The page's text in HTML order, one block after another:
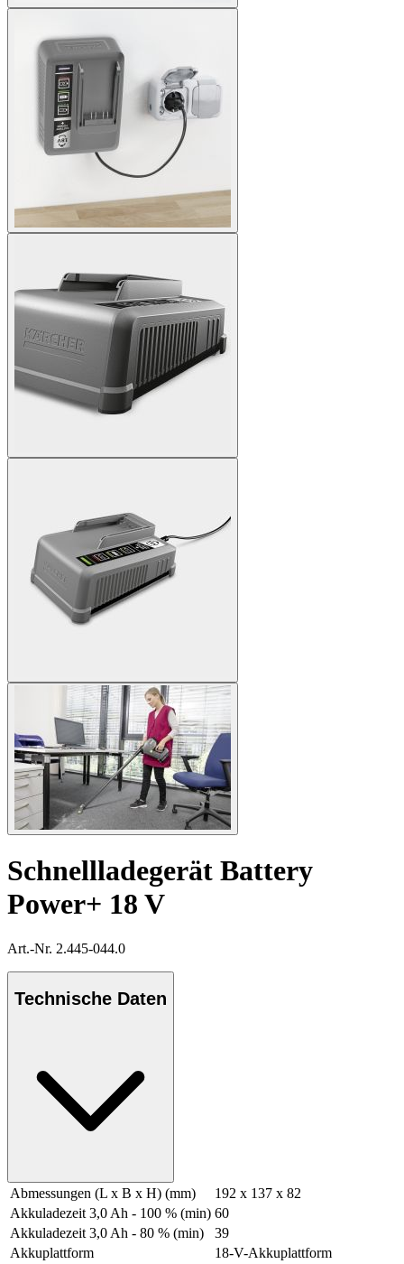
Schnellladegerät Battery
Power+ 18 V
Art.-Nr. 2.445-044.0
Technische Daten
Abmessungen (L x B x H) (mm)
192 x 137 x 82
Akkuladezeit 3,0 Ah - 100 % (min) 60
Akkuladezeit 3,0 Ah - 80 % (min)
39
Akkuplattform
18-V-Akkuplattform